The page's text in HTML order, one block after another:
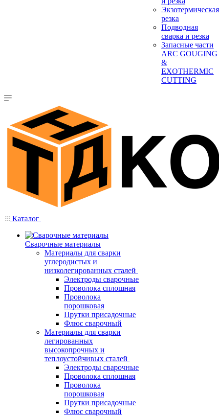
Экзотермическая
резка
Подводная
сварка и резка
Запасные части
ARC GOUGING
&
EXOTHERMIC
CUTTING
Каталог
Сварочные материалы
Материалы для сварки
углеродистых и
низколегированных сталей
Электроды сварочные
Проволока сплошная
Проволока
порошковая
Прутки присадочные
Флюс сварочный
Материалы для сварки
легированных
высокопрочных и
теплоустойчивых сталей
Электроды сварочные
Проволока сплошная
Проволока
порошковая
Прутки присадочные
Флюс сварочный